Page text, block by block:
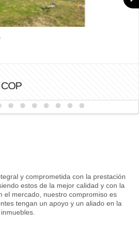
COP
y comprometida con la prestación
estos de la mejor calidad y con la
el mercado, nuestro compromiso es
tengan un apoyo y un aliado en la